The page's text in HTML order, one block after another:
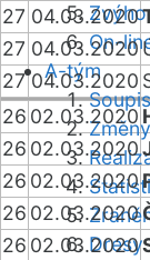
On-
A-tým
Dresy
27 04.03.2020
27 04.03.2020
27 04.03.2020
26 02.03.2020
26 02.03.2020
26 02.03.2020
26 02.03.2020
26 02.03.2020